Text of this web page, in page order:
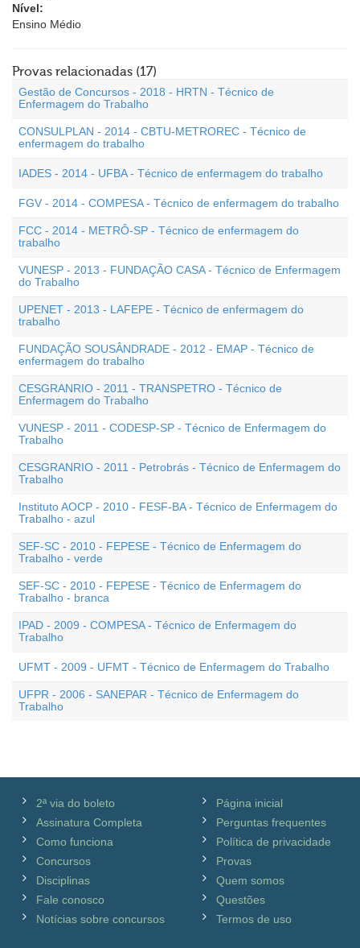
Nível:
Ensino Médio
Provas relacionadas (17)
Gestão de Concursos - 2018 - HRTN - Técnico de
Enfermagem do Trabalho
CONSULPLAN - 2014 - CBTU-METROREC - Técnico de
enfermagem do trabalho
IADES - 2014 - UFBA - Técnico de enfermagem do trabalho
FGV - 2014 - COMPESA - Técnico de enfermagem do trabalho
FCC - 2014 - METRÔ-SP - Técnico de enfermagem do
trabalho
VUNESP - 2013 - FUNDAÇÃO CASA - Técnico de Enfermagem
do Trabalho
UPENET - 2013 - LAFEPE - Técnico de enfermagem do
trabalho
FUNDAÇÃO SOUSÂNDRADE - 2012 - EMAP - Técnico de
enfermagem do trabalho
CESGRANRIO - 2011 - TRANSPETRO - Técnico de
Enfermagem do Trabalho
VUNESP - 2011 - CODESP-SP - Técnico de Enfermagem do
Trabalho
CESGRANRIO - 2011 - Petrobrás - Técnico de Enfermagem do
Trabalho
Instituto AOCP - 2010 - FESF-BA - Técnico de Enfermagem do
Trabalho - azul
SEF-SC - 2010 - FEPESE - Técnico de Enfermagem do
Trabalho - verde
SEF-SC - 2010 - FEPESE - Técnico de Enfermagem do
Trabalho - branca
IPAD - 2009 - COMPESA - Técnico de Enfermagem do
Trabalho
UFMT - 2009 - UFMT - Técnico de Enfermagem do Trabalho
UFPR - 2006 - SANEPAR - Técnico de Enfermagem do
Trabalho
2ª via do boleto
Assinatura Completa
Como funciona
Concursos
Disciplinas
Fale conosco
Notícias sobre concursos
Página inicial
Perguntas frequentes
Política de privacidade
Provas
Quem somos
Questões
Termos de uso